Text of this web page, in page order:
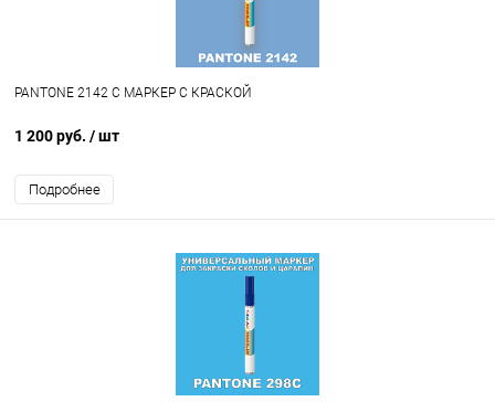
PANTONE 2142 C МАРКЕР С КРАСКОЙ
1 200 руб. / шт
Подробнее